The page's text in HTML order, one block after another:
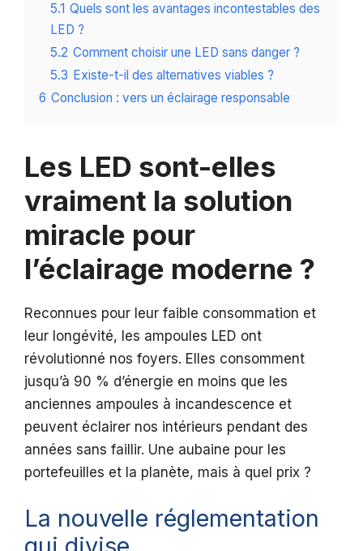
5.1 Quels sont les avantages incontestables des
LED ?
5.2 Comment choisir une LED sans danger ?
5.3 Existe-t-il des alternatives viables ?
6 Conclusion : vers un éclairage responsable
Les LED sont-elles
vraiment la solution
miracle pour
l’éclairage moderne ?
Reconnues pour leur faible consommation et
leur longévité, les ampoules LED ont
révolutionné nos foyers. Elles consomment
jusqu’à 90 % d’énergie en moins que les
anciennes ampoules à incandescence et
peuvent éclairer nos intérieurs pendant des
années sans faillir. Une aubaine pour les
portefeuilles et la planète, mais à quel prix ?
La nouvelle réglementation